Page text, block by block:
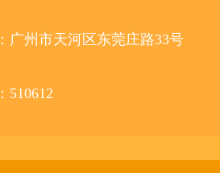
广州市天河区东莞庄路33号
510612